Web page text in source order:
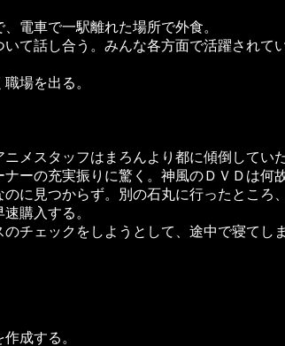
電車で一駅離れた場所で外食。
て話し合う。みんな各方面で活躍されてい
場を出る。
メスタッフはまろんより都に傾倒してい
ーの充実振りに驚く。神風のＤＶＤは何故
に見つからず。別の石丸に行ったところ
購入する。
チェックをしようとして、途中で寝てしま
成する。